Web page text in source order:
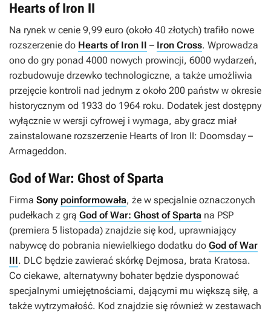
Hearts of Iron II
Na rynek w cenie 9,99 euro (około 40 złotych) trafiło nowe
rozszerzenie do Hearts of Iron II – Iron Cross. Wprowadza
ono do gry ponad 4000 nowych prowincji, 6000 wydarzeń,
rozbudowuje drzewko technologiczne, a także umożliwia
przejęcie kontroli nad jednym z około 200 państw w okresie
historycznym od 1933 do 1964 roku. Dodatek jest dostępny
wyłącznie w wersji cyfrowej i wymaga, aby gracz miał
zainstalowane rozszerzenie Hearts of Iron II: Doomsday –
Armageddon.
God of War: Ghost of Sparta
Firma Sony poinformowała, że w specjalnie oznaczonych
pudełkach z grą God of War: Ghost of Sparta na PSP
(premiera 5 listopada) znajdzie się kod, uprawniający
nabywcę do pobrania niewielkiego dodatku do God of War
III. DLC będzie zawierać skórkę Dejmosa, brata Kratosa.
Co ciekawe, alternatywny bohater będzie dysponować
specjalnymi umiejętnościami, dającymi mu większą siłę, a
także wytrzymałość. Kod znajdzie się również w zestawach